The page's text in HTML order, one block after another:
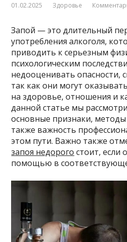
01.02.2025 Здоровье
Запой — это длительный
употребления алкоголя,
приводить к серьезным
психологическим
недооценивать опасности,
так как они могут
на здоровье, отношения и
данной статье мы
основные признаки,
также важность
этом пути. Важно также
запоя недорого стоит, если
помощью в